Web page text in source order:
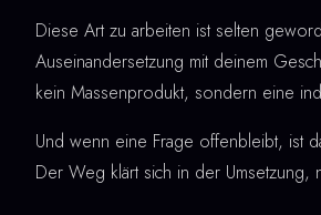
Diese Art zu arbeiten ist selten
Auseinandersetzung mit deinem
kein Massenprodukt, sondern eine
Und wenn eine Frage offenbleibt, ist
Der Weg klärt sich in der Umsetzung,